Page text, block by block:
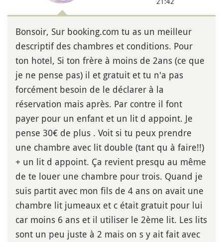
Bonsoir, Sur booking.com tu as un meilleur
descriptif des chambres et conditions. Pour
ton hotel, Si ton frère à moins de 2ans (ce que
je ne pense pas) il et gratuit et tu n'a pas
forcément besoin de le déclarer à la
réservation mais après. Par contre il font
payer pour un enfant et un lit d appoint. Je
pense 30€ de plus . Voit si tu peux prendre
une chambre avec lit double (tant qu à faire!!)
+ un lit d appoint. Ça revient presqu au même
de te louer une chambre pour trois. Quand je
suis partit avec mon fils de 4 ans on avait une
chambre lit jumeaux et c était gratuit pour lui
car moins 6 ans et il utiliser le 2ème lit. Les lits
sont un peu juste à 2 mais on s y ait fait avec